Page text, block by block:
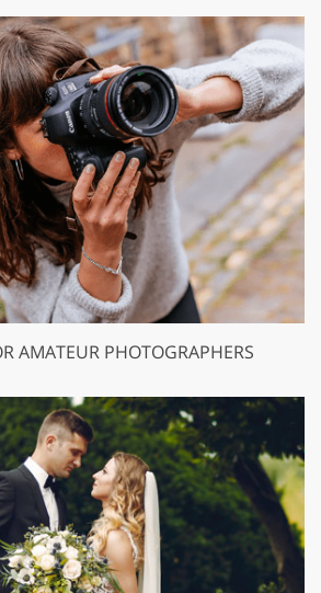
AMATEUR PHOTOGRAPHERS